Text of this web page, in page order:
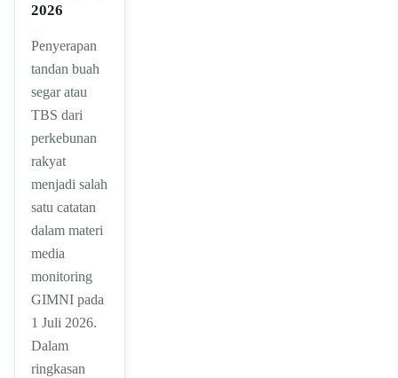
2026
Penyerapan
tandan buah
segar atau
TBS dari
perkebunan
rakyat
menjadi salah
satu catatan
dalam materi
media
monitoring
GIMNI pada
1 Juli 2026.
Dalam
ringkasan